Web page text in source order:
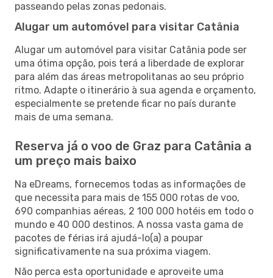
passeando pelas zonas pedonais.
Alugar um automóvel para visitar Catânia
Alugar um automóvel para visitar Catânia pode ser
uma ótima opção, pois terá a liberdade de explorar
para além das áreas metropolitanas ao seu próprio
ritmo. Adapte o itinerário à sua agenda e orçamento,
especialmente se pretende ficar no país durante
mais de uma semana.
Reserva já o voo de Graz para Catânia a
um preço mais baixo
Na eDreams, fornecemos todas as informações de
que necessita para mais de 155 000 rotas de voo,
690 companhias aéreas, 2 100 000 hotéis em todo o
mundo e 40 000 destinos. A nossa vasta gama de
pacotes de férias irá ajudá-lo(a) a poupar
significativamente na sua próxima viagem.
Não perca esta oportunidade e aproveite uma